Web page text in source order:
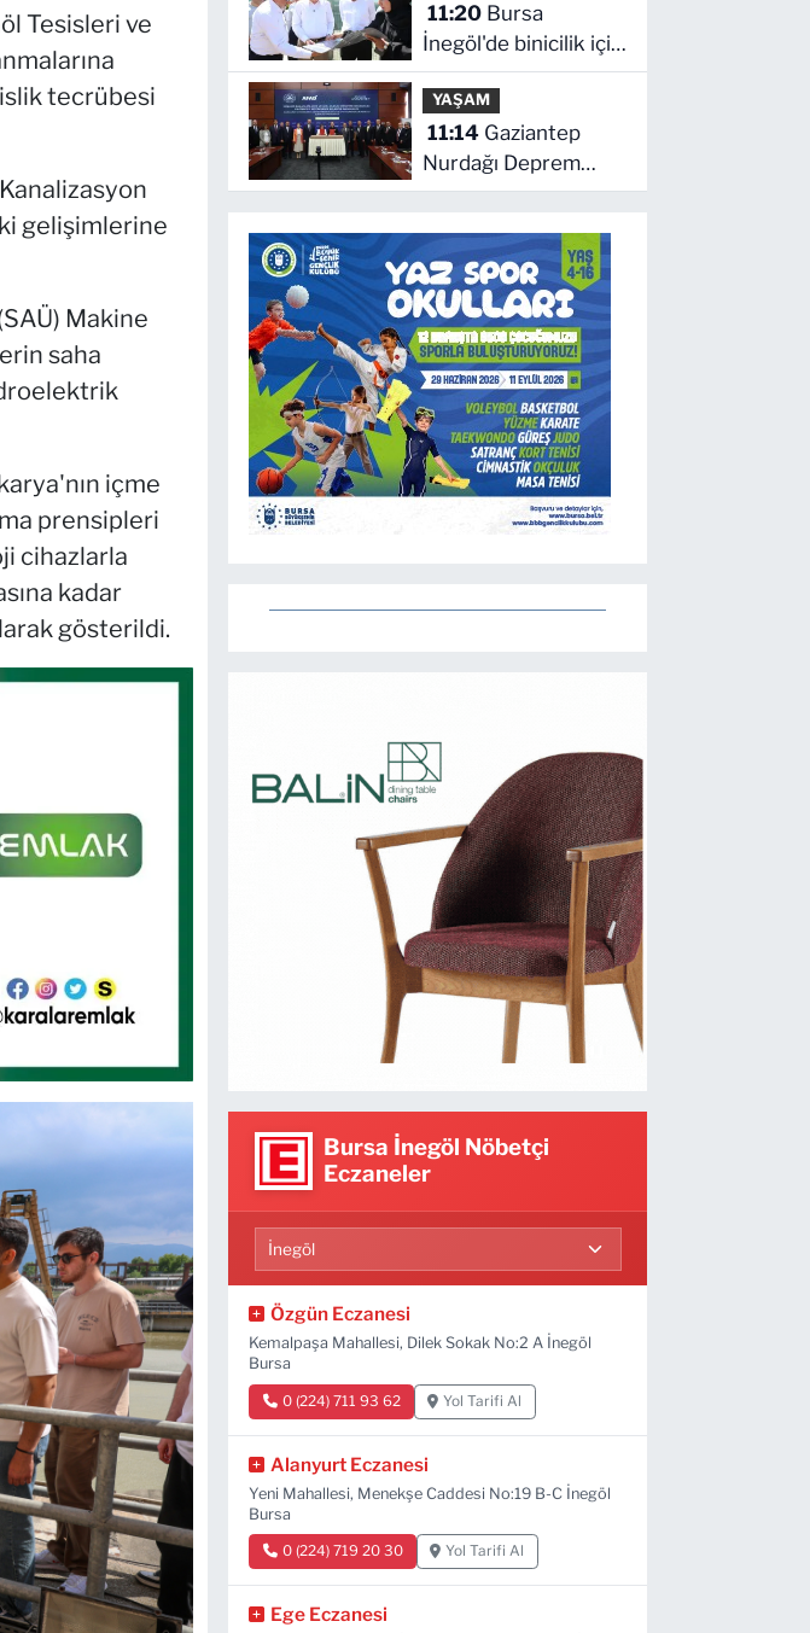
Tesisleri ve
tecrübesi
gelişimlerine
Makine
saha
içme
prensipleri
cihazlarla
kadar
gösterildi.
11:20
İnegöl'de binicilik için
modern manejler
yapılıyor
YAŞAM
11:14
Nurdağı Deprem
Müzesi ve Afet
için iş birliği
Bursa İnegöl Nöbetçi
Eczaneler
Özgün Eczanesi
Kemalpaşa Mahallesi, Dilek Sokak No:2 A İnegöl
Bursa
0 (224) 711 93 62 Yol Tarifi Al
Alanyurt Eczanesi
Yeni Mahallesi, Menekşe Caddesi No:19 B-C İnegöl
Bursa
0 (224) 719 20 30 Yol Tarifi Al
Ege Eczanesi